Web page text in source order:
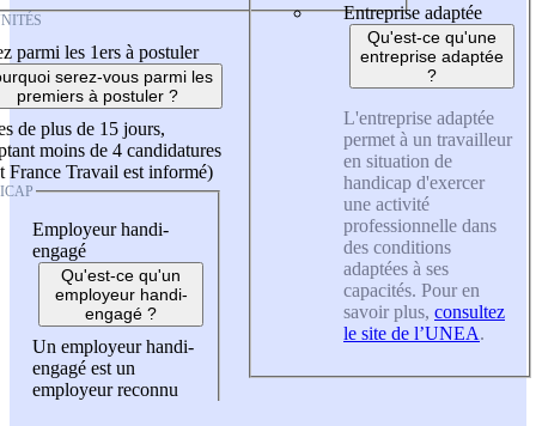
parmi les 1ers à postuler
serez-vous parmi les
premiers à postuler ?
de plus de 15 jours,
moins de 4 candidatures
France Travail est informé)
Employeur handi-
engagé
Qu'est-ce qu'un
employeur handi-
engagé ?
Un employeur handi-
engagé est un
employeur reconnu
Entreprise adaptée
Qu'est-ce qu'une
entreprise adaptée
?
L'entreprise adaptée
permet à un travailleur
en situation de
handicap d'exercer
une activité
professionnelle dans
des conditions
adaptées à ses
capacités. Pour en
savoir plus, consultez
le site de l’UNEA.